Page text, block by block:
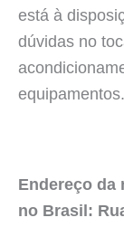
está à
dúvidas no
equipamentos.
Endereço da
no Brasil: